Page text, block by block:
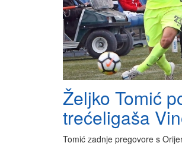
Željko Tomić
trećeligaša
Tomić zadnje pregovore s